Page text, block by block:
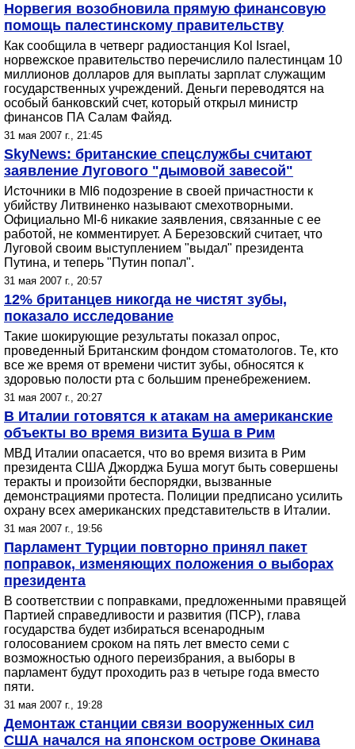
Норвегия возобновила прямую финансовую
помощь палестинскому правительству
Как сообщила в четверг радиостанция Kol Israel,
норвежское правительство перечислило палестинцам 10
миллионов долларов для выплаты зарплат служащим
государственных учреждений. Деньги переводятся на
особый банковский счет, который открыл министр
финансов ПА Салам Файяд.
31 мая 2007 г., 21:45
SkyNews: британские спецслужбы считают
заявление Лугового "дымовой завесой"
Источники в MI6 подозрение в своей причастности к
убийству Литвиненко называют смехотворными.
Официально MI-6 никакие заявления, связанные с ее
работой, не комментирует. А Березовский считает, что
Луговой своим выступлением "выдал" президента
Путина, и теперь "Путин попал".
31 мая 2007 г., 20:57
12% британцев никогда не чистят зубы,
показало исследование
Такие шокирующие результаты показал опрос,
проведенный Британским фондом стоматологов. Те, кто
все же время от времени чистит зубы, обносятся к
здоровью полости рта с большим пренебрежением.
31 мая 2007 г., 20:27
В Италии готовятся к атакам на американские
объекты во время визита Буша в Рим
МВД Италии опасается, что во время визита в Рим
президента США Джорджа Буша могут быть совершены
теракты и произойти беспорядки, вызванные
демонстрациями протеста. Полиции предписано усилить
охрану всех американских представительств в Италии.
31 мая 2007 г., 19:56
Парламент Турции повторно принял пакет
поправок, изменяющих положения о выборах
президента
В соответствии с поправками, предложенными правящей
Партией справедливости и развития (ПСР), глава
государства будет избираться всенародным
голосованием сроком на пять лет вместо семи с
возможностью одного переизбрания, а выборы в
парламент будут проходить раз в четыре года вместо
пяти.
31 мая 2007 г., 19:28
Демонтаж станции связи вооруженных сил
США начался на японском острове Окинава